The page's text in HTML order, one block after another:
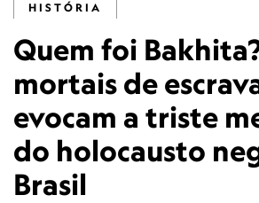
HISTÓRIA
Quem foi
mortais de
evocam a triste
do holocausto
Brasil